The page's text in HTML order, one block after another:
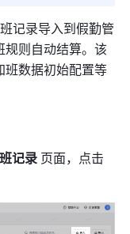
记录导入到假勤管
则自动结算。该
班数据初始配置等
记录